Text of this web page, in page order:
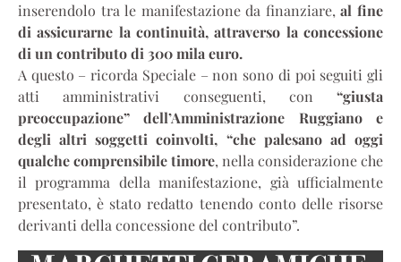
inserendolo tra le manifestazione da finanziare,al fine
di assicurarne la continuità, attraverso la concessione
di un contributo di 300 mila euro.
A questo – ricorda Speciale – non sono di poi seguiti gli
atti amministrativi conseguenti, con “giusta
preoccupazione” dell’Amministrazione Ruggiano e
degli altri soggetti coinvolti, “che palesano ad oggi
qualche comprensibile timore, nella considerazione che
il programma della manifestazione, già ufficialmente
presentato, è stato redatto tenendo conto delle risorse
derivanti della concessione del contributo”.